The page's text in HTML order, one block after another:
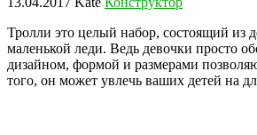
Тролли это целый набор, состоящий из
маленькой леди. Ведь девочки просто
дизайном, формой и размерами
того, он может увлечь ваших детей на